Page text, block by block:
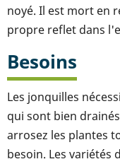
noyé. Il est mort en
propre reflet dans
Besoins
Les jonquilles
qui sont bien
arrosez les plantes
besoin. Les variétés